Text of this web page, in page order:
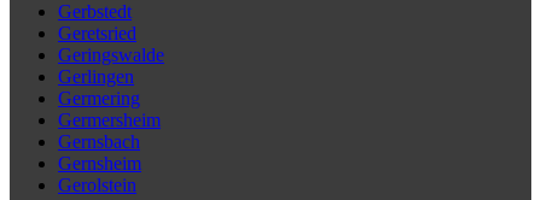
Gerbstedt
Geretsried
Geringswalde
Gerlingen
Germering
Germersheim
Gernsbach
Gernsheim
Gerolstein